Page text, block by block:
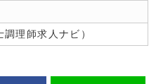
理師求人ナビ）